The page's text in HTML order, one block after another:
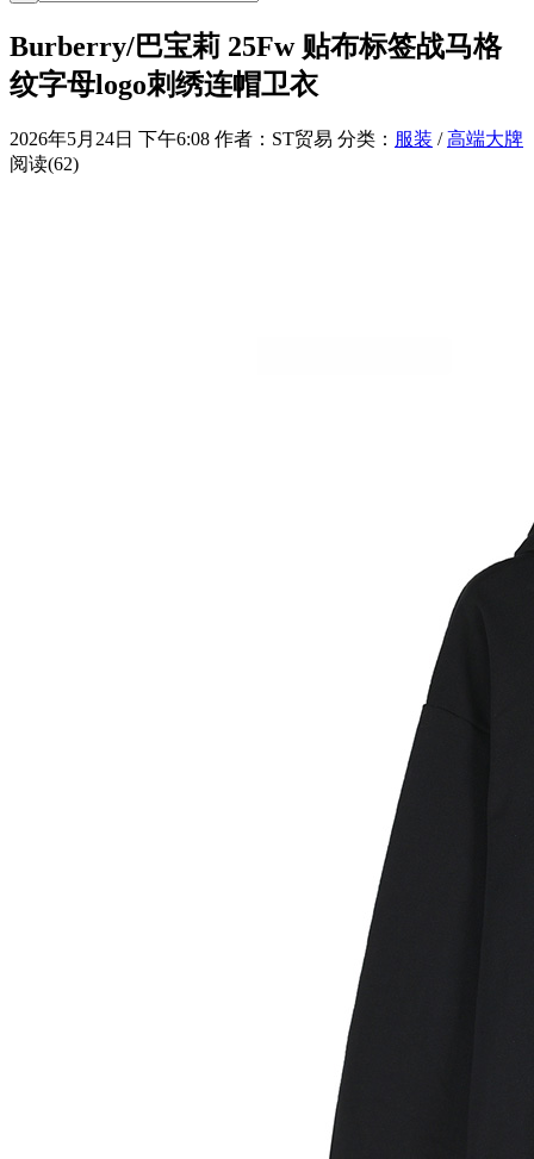
Burberry/巴宝莉 25Fw 贴布标签战马格
纹字母logo刺绣连帽卫衣
2026年5月24日 下午6:08 作者：ST贸易 分类： 服装 /高端大牌
阅读(62)